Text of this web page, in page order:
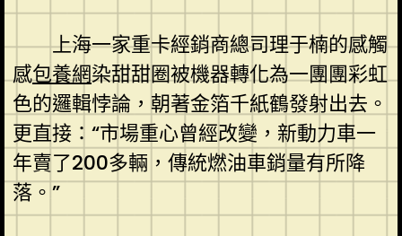
上海一家重卡經銷商總司理于楠的感觸
感包養網染甜甜圈被機器轉化為一團團彩虹
色的邏輯悖論，朝著金箔千紙鶴發射出去。
更直接：“市場重心曾經改變，新動力車一
年賣了200多輛，傳統燃油車銷量有所降
落。”